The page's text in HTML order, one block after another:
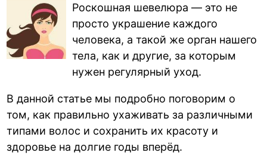
Роскошная шевелюра — это не
просто украшение каждого
человека, а такой же орган нашего
тела, как и другие, за которым
нужен регулярный уход.
В данной статье мы подробно поговорим о
том, как правильно ухаживать за различными
типами волос и сохранить их красоту и
здоровье на долгие годы вперёд.